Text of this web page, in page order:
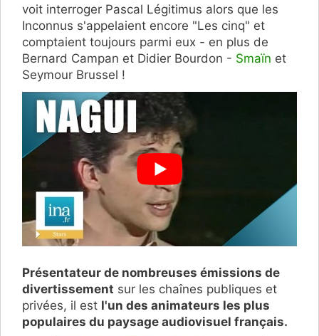
voit interroger Pascal Légitimus alors que les
Inconnus s'appelaient encore "Les cinq" et
comptaient toujours parmi eux - en plus de
Bernard Campan et Didier Bourdon - Smaïn et
Seymour Brussel !
Présentateur de nombreuses émissions de
divertissement sur les chaînes publiques et
privées, il est l'un des animateurs les plus
populaires du paysage audiovisuel français.